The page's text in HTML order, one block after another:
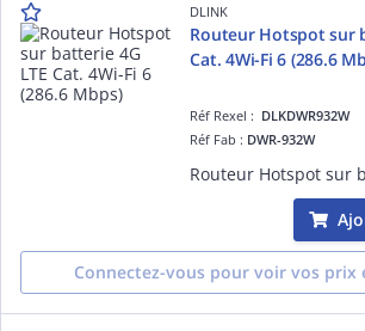
DLINK
Routeur Hotspot sur
Cat. 4Wi-Fi 6 (286.6
Réf Rexel : DLKDWR932W
Réf Fab : DWR-932W
Connectez-vous pour voir vos prix